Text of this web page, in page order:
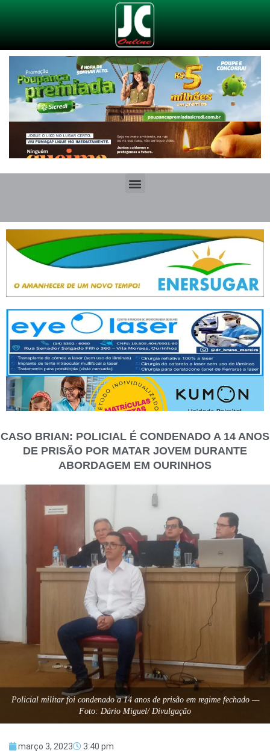
CASO BRIAN: POLICIAL É CONDENADO A 14 ANOS
DE PRISÃO POR MATAR JOVEM DURANTE
ABORDAGEM EM OURINHOS
Policial militar foi condenado a 14 anos de prisão em regime fechado —
Foto: Dário Miguel/ Divulgação
março 3, 2023 3:40 pm